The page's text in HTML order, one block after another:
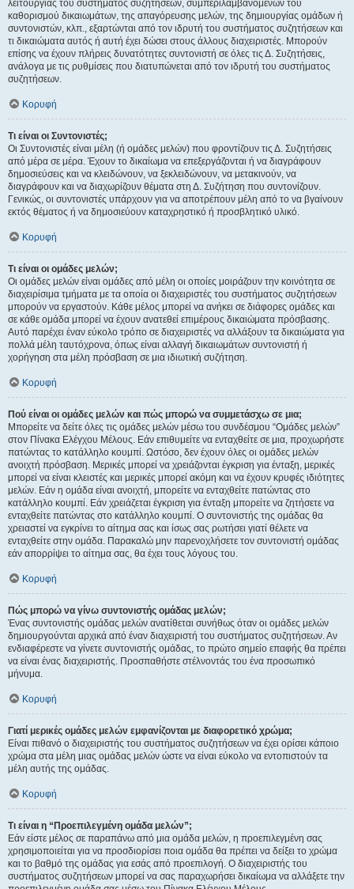
λειτουργίας του συστήματος συζητήσεων, συμπεριλαμβανομένων του
καθορισμού δικαιωμάτων, της απαγόρευσης μελών, της δημιουργίας ομάδων ή
συντονιστών, κλπ., εξαρτώνται από τον ιδρυτή του συστήματος συζητήσεων και
τι δικαιώματα αυτός ή αυτή έχει δώσει στους άλλους διαχειριστές. Μπορούν
επίσης να έχουν πλήρεις δυνατότητες συντονιστή σε όλες τις Δ. Συζητήσεις,
ανάλογα με τις ρυθμίσεις που διατυπώνεται από τον ιδρυτή του συστήματος
συζητήσεων.
Κορυφή
Τι είναι οι Συντονιστές;
Οι Συντονιστές είναι μέλη (ή ομάδες μελών) που φροντίζουν τις Δ. Συζητήσεις
από μέρα σε μέρα. Έχουν το δικαίωμα να επεξεργάζονται ή να διαγράφουν
δημοσιεύσεις και να κλειδώνουν, να ξεκλειδώνουν, να μετακινούν, να
διαγράφουν και να διαχωρίζουν θέματα στη Δ. Συζήτηση που συντονίζουν.
Γενικώς, οι συντονιστές υπάρχουν για να αποτρέπουν μέλη από το να βγαίνουν
εκτός θέματος ή να δημοσιεύουν καταχρηστικό ή προσβλητικό υλικό.
Κορυφή
Τι είναι οι ομάδες μελών;
Οι ομάδες μελών είναι ομάδες από μέλη οι οποίες μοιράζουν την κοινότητα σε
διαχειρίσιμα τμήματα με τα οποία οι διαχειριστές του συστήματος συζητήσεων
μπορούν να εργαστούν. Κάθε μέλος μπορεί να ανήκει σε διάφορες ομάδες και
σε κάθε ομάδα μπορεί να έχουν ανατεθεί επιμέρους δικαιώματα πρόσβασης.
Αυτό παρέχει έναν εύκολο τρόπο σε διαχειριστές να αλλάξουν τα δικαιώματα για
πολλά μέλη ταυτόχρονα, όπως είναι αλλαγή δικαιωμάτων συντονιστή ή
χορήγηση στα μέλη πρόσβαση σε μια ιδιωτική συζήτηση.
Κορυφή
Πού είναι οι ομάδες μελών και πώς μπορώ να συμμετάσχω σε μια;
Μπορείτε να δείτε όλες τις ομάδες μελών μέσω του συνδέσμου “Ομάδες μελών”
στον Πίνακα Ελέγχου Μέλους. Εάν επιθυμείτε να ενταχθείτε σε μια, προχωρήστε
πατώντας το κατάλληλο κουμπί. Ωστόσο, δεν έχουν όλες οι ομάδες μελών
ανοιχτή πρόσβαση. Μερικές μπορεί να χρειάζονται έγκριση για ένταξη, μερικές
μπορεί να είναι κλειστές και μερικές μπορεί ακόμη και να έχουν κρυφές ιδιότητες
μελών. Εάν η ομάδα είναι ανοιχτή, μπορείτε να ενταχθείτε πατώντας στο
κατάλληλο κουμπί. Εάν χρειάζεται έγκριση για ένταξη μπορείτε να ζητήσετε να
ενταχθείτε πατώντας στο κατάλληλο κουμπί. Ο συντονιστής της ομάδας θα
χρειαστεί να εγκρίνει το αίτημα σας και ίσως σας ρωτήσει γιατί θέλετε να
ενταχθείτε στην ομάδα. Παρακαλώ μην παρενοχλήσετε τον συντονιστή ομάδας
εάν απορρίψει το αίτημα σας, θα έχει τους λόγους του.
Κορυφή
Πώς μπορώ να γίνω συντονιστής ομάδας μελών;
Ένας συντονιστής ομάδας μελών ανατίθεται συνήθως όταν οι ομάδες μελών
δημιουργούνται αρχικά από έναν διαχειριστή του συστήματος συζητήσεων. Αν
ενδιαφέρεστε να γίνετε συντονιστής ομάδας, το πρώτο σημείο επαφής θα πρέπει
να είναι ένας διαχειριστής. Προσπαθήστε στέλνοντάς του ένα προσωπικό
μήνυμα.
Κορυφή
Γιατί μερικές ομάδες μελών εμφανίζονται με διαφορετικό χρώμα;
Είναι πιθανό ο διαχειριστής του συστήματος συζητήσεων να έχει ορίσει κάποιο
χρώμα στα μέλη μιας ομάδας μελών ώστε να είναι εύκολο να εντοπιστούν τα
μέλη αυτής της ομάδας.
Κορυφή
Τι είναι η “Προεπιλεγμένη ομάδα μελών”;
Εάν είστε μέλος σε παραπάνω από μια ομάδα μελών, η προεπιλεγμένη σας
χρησιμοποιείται για να προσδιορίσει ποια ομάδα θα πρέπει να δείξει το χρώμα
και το βαθμό της ομάδας για εσάς από προεπιλογή. Ο διαχειριστής του
συστήματος συζητήσεων μπορεί να σας παραχωρήσει δικαίωμα να αλλάξετε την